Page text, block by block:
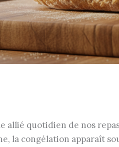
allié quotidien de nos
la congélation apparaît